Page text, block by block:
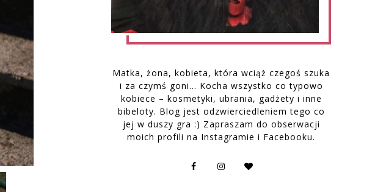
Matka, żona, kobieta, która wciąż czegoś szuka
i za czymś goni… Kocha wszystko co typowo
kobiece – kosmetyki, ubrania, gadżety i inne
bibeloty. Blog jest odzwierciedleniem tego co
jej w duszy gra :) Zapraszam do obserwacji
moich profili na Instagramie i Facebooku.